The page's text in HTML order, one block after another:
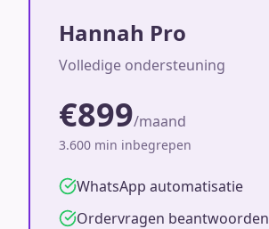
Hannah Pro
Volledige ondersteuning
€899/maand
3.600 min inbegrepen
WhatsApp automatisatie
Ordervragen beantwoorden